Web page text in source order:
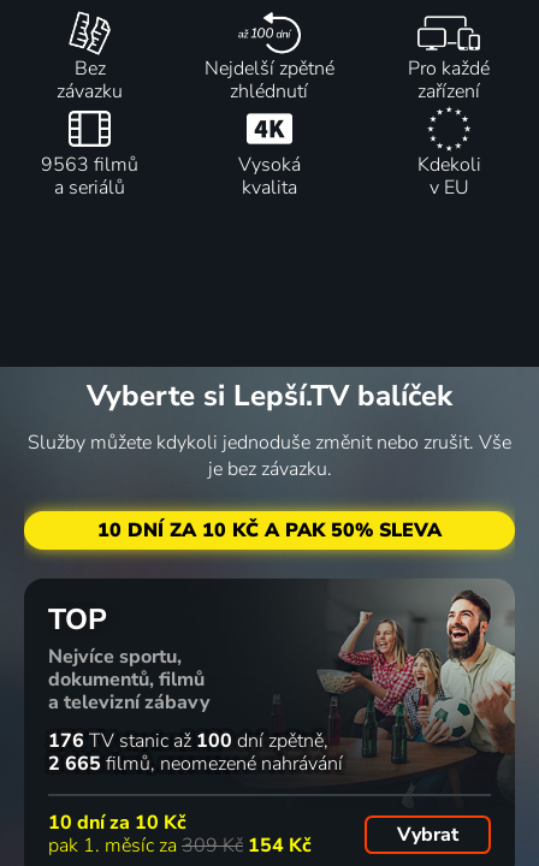
Bez
závazku
Nejdelší zpětné
zhlédnutí
Pro každé
zařízení
9563 filmů
a seriálů
Vysoká
kvalita
Kdekoli
v EU
Vyberte si Lepší.TV balíček
Služby můžete kdykoli jednoduše změnit nebo zrušit. Vše
je bez závazku.
10 DNÍ ZA 10 KČ A PAK 50% SLEVA
TOP
Nejvíce sportu,
dokumentů, filmů
a televizní zábavy
176 TV stanic až 100 dní zpětně
2 665 filmů neomezené nahrávání
10 dní za 10 Kč
pak 1. měsíc za 309 Kč 154 Kč Vybrat